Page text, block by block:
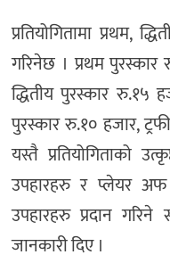
प्रतियोगितामा प्रथम,
गरिनेछ । प्रथम पुरस्कार
द्धितीय पुरस्कार रु.१५
पुरस्कार रु.१० हजार,
यस्तै प्रतियोगिताको
उपहारहरु र प्लेयर अफ
उपहारहरु प्रदान
जानकारी दिए ।